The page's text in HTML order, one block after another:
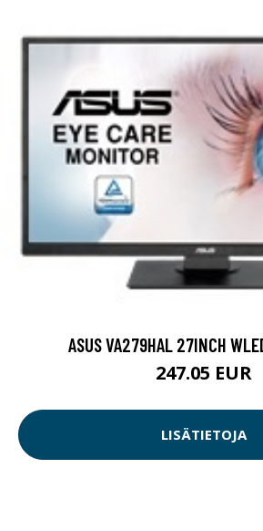
ASUS VA279HAL 27INCH
247.05 EUR
LISÄTIETOJA